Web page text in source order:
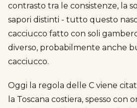
contrasto tra le consistenze, la
sapori distinti - tutto questo
cacciucco fatto con soli
diverso, probabilmente anche
cacciucco.
Oggi la regola delle C viene
la Toscana costiera, spesso con